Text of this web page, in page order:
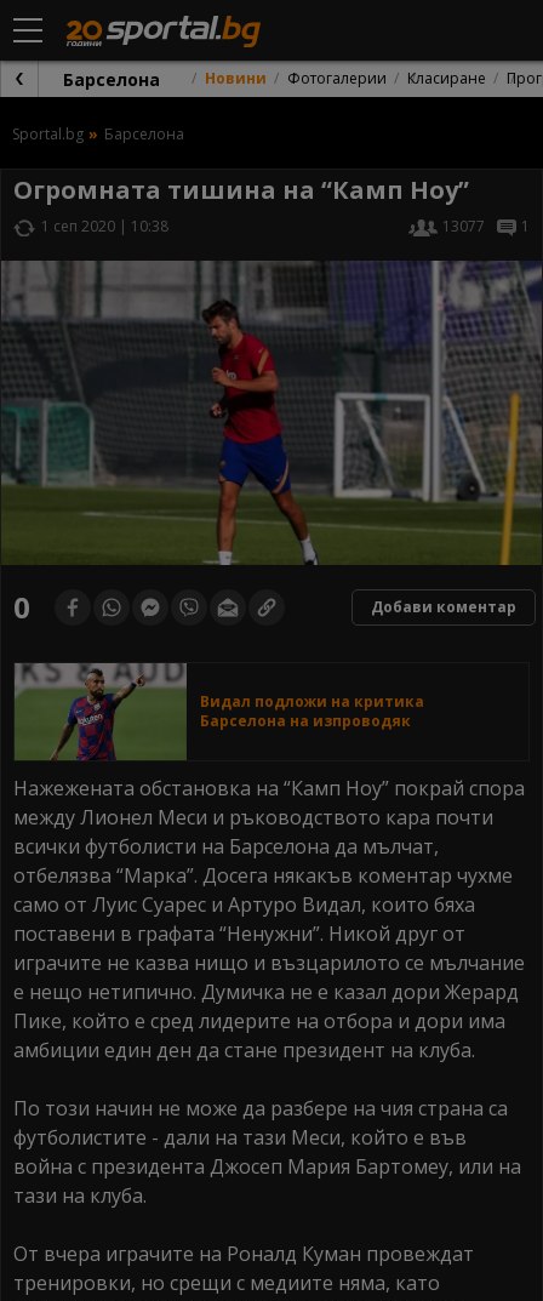
Барселона Новини Фотогалерии Класиране
Sportal.bg Барселона
Огромната тишина на “Камп Ноу”
1 сеп 2020 | 10:38 13077 1
0 Добави коментар
Видал подложи на критика
Барселона на изпроводяк
Нажежената обстановка на “Камп Ноу” покрай спора
между Лионел Меси и ръководството кара почти
всички футболисти на Барселона да мълчат,
отбелязва “Марка”. Досега някакъв коментар чухме
само от Луис Суарес и Артуро Видал, които бяха
поставени в графата “Ненужни”. Никой друг от
играчите не казва нищо и възцарилото се мълчание
е нещо нетипично. Думичка не е казал дори Жерард
Пике, който е сред лидерите на отбора и дори има
амбиции един ден да стане президент на клуба.
По този начин не може да разбере на чия страна са
футболистите - дали на тази Меси, който е във
война с президента Джосеп Мария Бартомеу, или на
тази на клуба.
От вчера играчите на Роналд Куман провеждат
тренировки, но срещи с медиите няма, като